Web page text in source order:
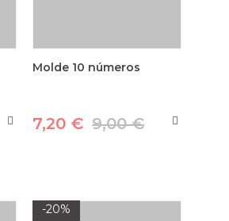
Molde 10 números
7,20 € 9,00 €
-20%